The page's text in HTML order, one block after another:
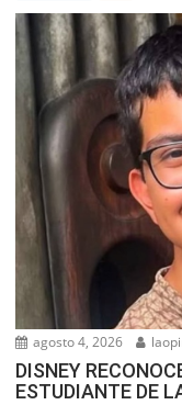
agosto 4, 2026
DISNEY
ESTUDIANTE DE